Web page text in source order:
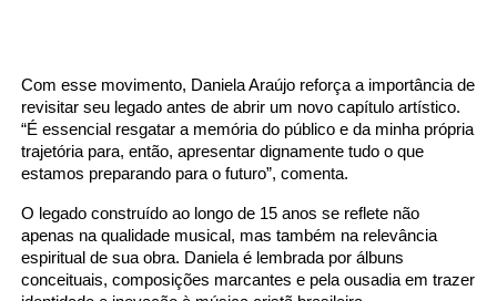
Com esse movimento, Daniela Araújo reforça a importância de
revisitar seu legado antes de abrir um novo capítulo artístico.
“É essencial resgatar a memória do público e da minha própria
trajetória para, então, apresentar dignamente tudo o que
estamos preparando para o futuro”, comenta.
O legado construído ao longo de 15 anos se reflete não
apenas na qualidade musical, mas também na relevância
espiritual de sua obra. Daniela é lembrada por álbuns
conceituais, composições marcantes e pela ousadia em trazer